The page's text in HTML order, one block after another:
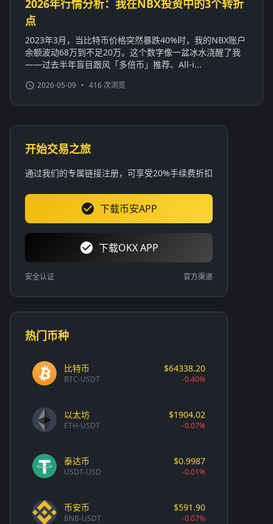
2026年行情分析：我在NBX投资中的3个转折
点
2023年3月，当比特币价格突然暴跌40%时，我的NBX账户
余额波动68万到不足20万。这个数字像一盆冰水浇醒了我
——过去半年盲目跟风「多倍币」推荐、All-i...
2026-05-09 • 416 次浏览
开始交易之旅
通过我们的专属链接注册，可享受20%手续费折扣
下载币安APP
下载OKX APP
安全认证 官方渠道
热门币种
比特币
BTC-USDT
$64338.20
-0.40%
以太坊
ETH-USDT
$1904.02
-0.07%
泰达币
USDT-USD
$0.9987
-0.01%
币安币
BNB-USDT
$591.90
-0.07%